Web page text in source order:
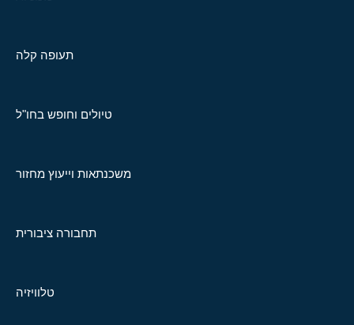
תעופה קלה
טיולים וחופש בחו"ל
משכנתאות וייעוץ מחזור
תחבורה ציבורית
טלוויזיה